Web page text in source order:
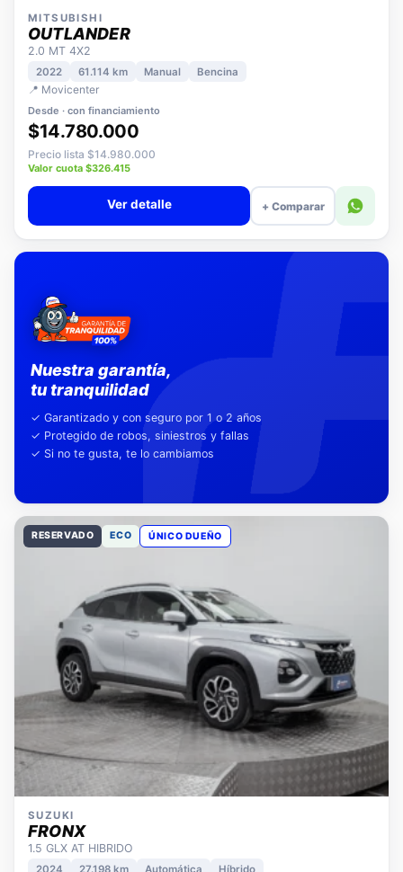
MITSUBISHI
OUTLANDER
2.0 MT 4X2
2022 61.114 km
📍 Movicenter
Desde · con financiamiento
$14.780.000
Precio lista $14.980.000
Valor cuota $326.415
+ Comparar
Nuestra garantía,
✓ Garantizado y con seguro por 1 o 2 años
✓ Protegido de robos, siniestros y fallas
RESERVADO ECO
SUZUKI
FRONX
1.5 GLX AT HIBRIDO